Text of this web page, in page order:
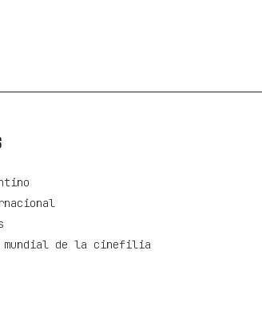
mundial de la cinefilia